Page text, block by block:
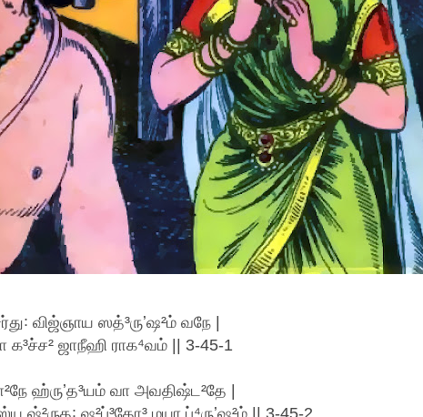
விஜ்ஞாய ஸத்³ருʼஷ²ம் வநே |
ஜாநீஹி ராக⁴வம் || 3-45-1
ஹ்ருʼத³யம் வா அவதிஷ்ட²தே |